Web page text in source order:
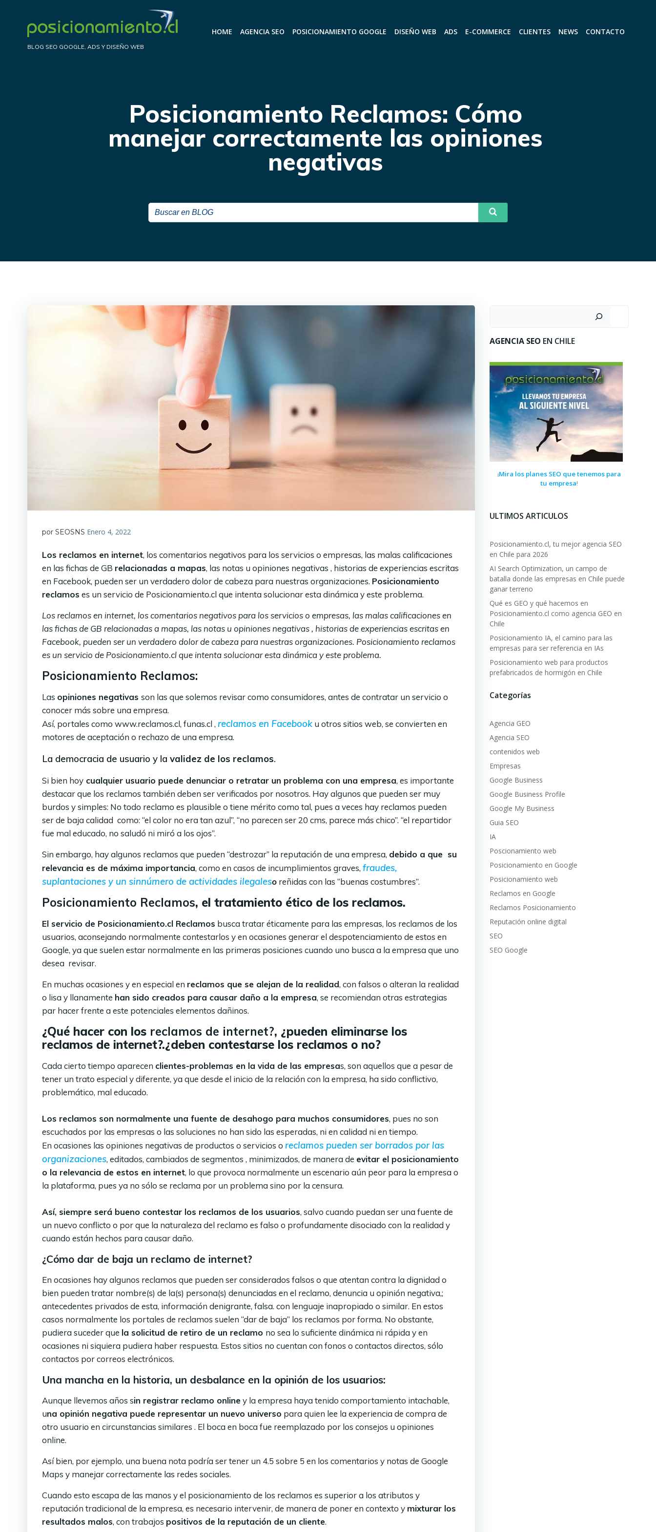
contenido
BLOG SEO GOOGLE, ADS Y DISEÑO WEB
HOME AGENCIA SEO POSICIONAMIENTO GOOGLE DISEÑO WEB ADS E-COMMERCE CLIENTES NEWS CONTACTO
Posicionamiento Reclamos: Cómo
manejar correctamente las opiniones
negativas
por SEOSNS Enero 4, 2022
Los reclamos en internet, los comentarios negativos para los servicios o empresas, las malas calificaciones
en las fichas de GB relacionadas a mapas, las notas u opiniones negativas , historias de experiencias escritas
en Facebook, pueden ser un verdadero dolor de cabeza para nuestras organizaciones. Posicionamiento
reclamos es un servicio de Posicionamiento.cl que intenta solucionar esta dinámica y este problema.
Los reclamos en internet, los comentarios negativos para los servicios o empresas, las malas calificaciones en
las fichas de GB relacionadas a mapas, las notas u opiniones negativas , historias de experiencias escritas en
Facebook, pueden ser un verdadero dolor de cabeza para nuestras organizaciones. Posicionamiento reclamos
es un servicio de Posicionamiento.cl que intenta solucionar esta dinámica y este problema.
Posicionamiento Reclamos:
Las opiniones negativas son las que solemos revisar como consumidores, antes de contratar un servicio o
conocer más sobre una empresa.
Así, portales como www.reclamos.cl, funas.cl , reclamos en Facebook u otros sitios web, se convierten en
motores de aceptación o rechazo de una empresa.
La democracia de usuario y la validez de los reclamos.
Si bien hoy cualquier usuario puede denunciar o retratar un problema con una empresa, es importante
destacar que los reclamos también deben ser verificados por nosotros. Hay algunos que pueden ser muy
burdos y simples: No todo reclamo es plausible o tiene mérito como tal, pues a veces hay reclamos pueden
ser de baja calidad como: “el color no era tan azul”, “no parecen ser 20 cms, parece más chico”. “el repartidor
fue mal educado, no saludó ni miró a los ojos”.
Sin embargo, hay algunos reclamos que pueden “destrozar” la reputación de una empresa, debido a que su
relevancia es de máxima importancia, como en casos de incumplimientos graves, fraudes,
suplantaciones y un sinnúmero de actividades ilegaleso reñidas con las “buenas costumbres”.
Posicionamiento Reclamos, el tratamiento ético de los reclamos.
El servicio de Posicionamiento.cl Reclamos busca tratar éticamente para las empresas, los reclamos de los
usuarios, aconsejando normalmente contestarlos y en ocasiones generar el despotenciamiento de estos en
Google, ya que suelen estar normalmente en las primeras posiciones cuando uno busca a la empresa que uno
desea revisar.
En muchas ocasiones y en especial en reclamos que se alejan de la realidad, con falsos o alteran la realidad
o lisa y llanamente han sido creados para causar daño a la empresa, se recomiendan otras estrategias
par hacer frente a este potenciales elementos dañinos.
¿Qué hacer con los reclamos de internet?, ¿pueden eliminarse los
reclamos de internet?.¿deben contestarse los reclamos o no?
Cada cierto tiempo aparecen clientes-problemas en la vida de las empresas, son aquellos que a pesar de
tener un trato especial y diferente, ya que desde el inicio de la relación con la empresa, ha sido conflictivo,
problemático, mal educado.
Los reclamos son normalmente una fuente de desahogo para muchos consumidores, pues no son
escuchados por las empresas o las soluciones no han sido las esperadas, ni en calidad ni en tiempo.
En ocasiones las opiniones negativas de productos o servicios o reclamos pueden ser borrados por las
organizaciones, editados, cambiados de segmentos , minimizados, de manera de evitar el posicionamiento
o la relevancia de estos en internet, lo que provoca normalmente un escenario aún peor para la empresa o
la plataforma, pues ya no sólo se reclama por un problema sino por la censura.
Así, siempre será bueno contestar los reclamos de los usuarios, salvo cuando puedan ser una fuente de
un nuevo conflicto o por que la naturaleza del reclamo es falso o profundamente disociado con la realidad y
cuando están hechos para causar daño.
¿Cómo dar de baja un reclamo de internet?
En ocasiones hay algunos reclamos que pueden ser considerados falsos o que atentan contra la dignidad o
bien pueden tratar nombre(s) de la(s) persona(s) denunciadas en el reclamo, denuncia u opinión negativa,;
antecedentes privados de esta, información denigrante, falsa. con lenguaje inapropiado o similar. En estos
casos normalmente los portales de reclamos suelen “dar de baja” los reclamos por forma. No obstante,
pudiera suceder que la solicitud de retiro de un reclamo no sea lo suficiente dinámica ni rápida y en
ocasiones ni siquiera pudiera haber respuesta. Estos sitios no cuentan con fonos o contactos directos, sólo
contactos por correos electrónicos.
Una mancha en la historia, un desbalance en la opinión de los usuarios:
Aunque llevemos años sin registrar reclamo onliney la empresa haya tenido comportamiento intachable,
una opinión negativa puede representar un nuevo universo para quien lee la experiencia de compra de
otro usuario en circunstancias similares . El boca en boca fue reemplazado por los consejos u opiniones
online.
Así bien, por ejemplo, una buena nota podría ser tener un 4.5 sobre 5 en los comentarios y notas de Google
Maps y manejar correctamente las redes sociales.
Cuando esto escapa de las manos y el posicionamiento de los reclamos es superior a los atributos y
reputación tradicional de la empresa, es necesario intervenir, de manera de poner en contexto y mixturar los
resultados malos, con trabajos positivos de la reputación de un cliente.
AGENCIA SEO EN CHILE
¡Mira los planes SEO que tenemos para
tu empresa!
ULTIMOS ARTICULOS
Posicionamiento.cl, tu mejor agencia SEO
en Chile para 2026
AI Search Optimization, un campo de
batalla donde las empresas en Chile puede
ganar terreno
Qué es GEO y qué hacemos en
Posicionamiento.cl como agencia GEO en
Chile
Posicionamiento IA, el camino para las
empresas para ser referencia en IAs
Posicionamiento web para productos
prefabricados de hormigón en Chile
Categorías
Agencia GEO
Agencia SEO
contenidos web
Empresas
Google Business
Google Business Profile
Google My Business
Guia SEO
IA
Poscionamiento web
Posicionamiento en Google
Posicionamiento web
Reclamos en Google
Reclamos Posicionamiento
Reputación online digital
SEO
SEO Google